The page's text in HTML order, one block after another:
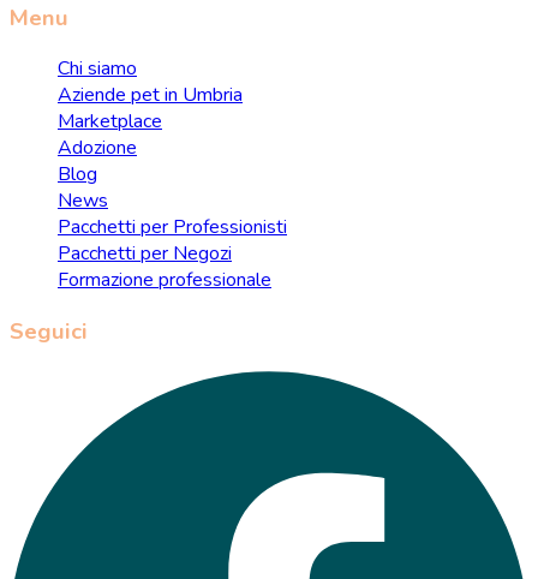
Menu
Chi siamo
Aziende pet in Umbria
Marketplace
Adozione
Blog
News
Pacchetti per Professionisti
Pacchetti per Negozi
Formazione professionale
Seguici